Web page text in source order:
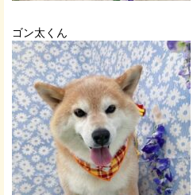
ゴン太くん